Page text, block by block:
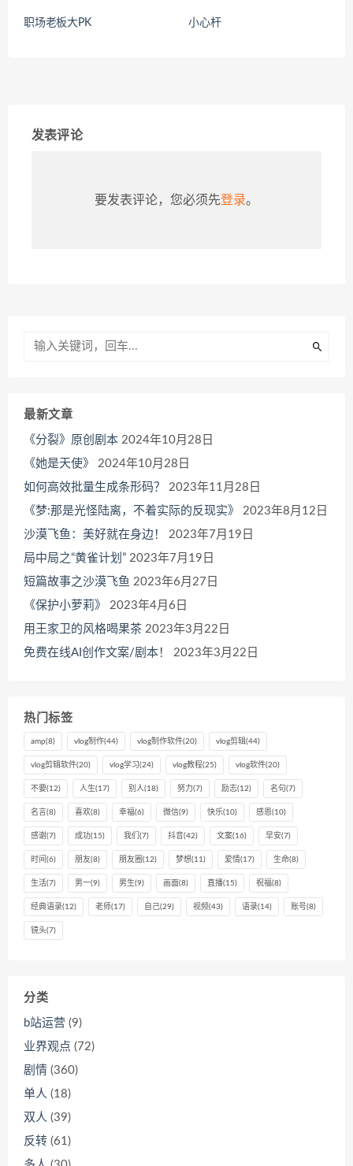
职场老板大PK 小心杆
发表评论
要发表评论，您必须先登录。
最新文章
《分裂》原创剧本 2024年10月28日
《她是天使》
2024年10月28日
如何高效批量生成条形码？
2023年11月28日
《梦:那是光怪陆离，不着实际的反现实》
2023年8月12日
沙漠飞鱼：美好就在身边！
2023年7月19日
局中局之“黄雀计划” 2023年7月19日
短篇故事之沙漠飞鱼 2023年6月27日
《保护小萝莉》
2023年4月6日
用王家卫的风格喝果茶 2023年3月22日
免费在线AI创作文案/剧本！
2023年3月22日
热门标签
amp(8) vlog制作(44) vlog制作软件(20) vlog剪辑(44)
vlog剪辑软件(20) vlog学习(24) vlog教程(25) vlog软件(20)
不要(12) 人生(17) 别人(18) 努力(7) 励志(12) 名句(7)
名言 (8) 喜欢(8) 幸福(6) 微信(9) 快乐(10) 感恩(10)
感谢(7) 成功(15) 我们 (7) 抖音(42) 文案(16) 早安(7)
时间 (6) 朋友(8) 朋友圈 (12) 梦想(11) 爱情(17) 生命(8)
生活(7) 男一(9) 男生(9) 画面(8) 直播(15) 祝福(8)
经典语录(12) 老师(17) 自己(29) 视频(43) 语录(14) 账号(8)
镜头(7)
分类
b站运营 (9)
业界观点 (72)
剧情 (360)
单人 (18)
双人 (39)
反转 (61)